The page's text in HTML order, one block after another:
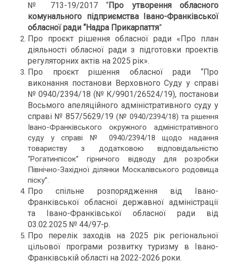
№ 713-19/2017 “Про утворення обласного
комунального підприємства
Івано-Франківської
обласної ради “Надра Прикарпаття”
Про проєкт рішення обласної ради «Про план
діяльності обласної ради з підготовки проектів
регуляторних актів на 2025 рік».
Про проєкт рішення обласної ради “Про
виконання постанови Верховного Суду у справі
№ 0940/2394/18 (№ К/9901/26524/19), постанови
Восьмого апеляційного адміністративного суду у
справі № 857/5629/19 (№ 0940/2394/18) та рішення
Івано-Франківського окружного адміністративного
суду у справі № 0940/2394/18 щодо надання
товариству з додатковою відповідальністю
“Рогатинпісок” гірничого відводу для розробки
Північно-Західної ділянки Москалівського родовища
піску”.
Про спільне розпорядження від Івано-
Франківської обласної державної адміністрації
та Івано-Франківської обласної ради від
03.02.2025 № 44/97-р.
Про перелік заходів на 2025 рік регіональної
цільової програми розвитку туризму в Івано-
Франківській області на 2022-2026 роки.